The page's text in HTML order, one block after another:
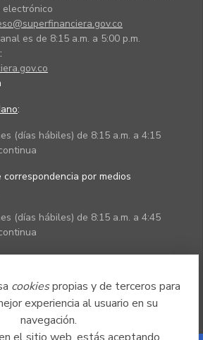
cookiespropias y de terceros para
experiencia al usuario en su
navegación.
es de 8:15 a.m. a 5:00 p.m.
:
(días hábiles) de 8:15 a.m. a 4:15
correspondencia por medios
(días hábiles) de 8:15 a.m. a 4:45